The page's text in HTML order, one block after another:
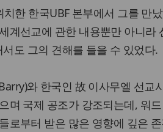
한 한국UBF 본부에서 그를 만
계선교에 관한 내용뿐만 아니라
서도 그의 견해를 들을 수 있었다.
와 한국인 故 이사무엘 선교
며 국제 공조가 강조되는데, 워
로부터 받은 많은 영향에 깊은